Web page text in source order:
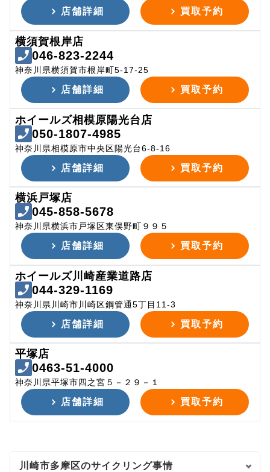
店舗詳細 買取予約
横須賀根岸店
046-823-2244
神奈川県横須賀市根岸町5-17-25
店舗詳細 買取予約
ホイールズ相模原陽光台店
050-1807-4985
神奈川県相模原市中央区陽光台6-8-16
店舗詳細 買取予約
横浜戸塚店
045-858-5678
神奈川県横浜市戸塚区東俣野町９９５
店舗詳細 買取予約
ホイールズ川崎産業道路店
044-329-1169
神奈川県川崎市川崎区鋼管通5丁目11-3
店舗詳細 買取予約
平塚店
0463-51-4000
神奈川県平塚市四之宮５－２９－１
店舗詳細 買取予約
川崎市多摩区のサイクリング事情